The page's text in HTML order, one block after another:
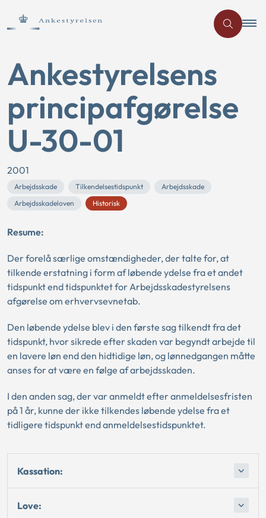
Ankestyrelsens
principafgørelse
U-30-01
2001
Arbejdsskade Tilkendelsestidspunkt
Arbejdsskade
Arbejdsskadeloven
Historisk
Resume:
Der forelå særlige omstændigheder, der talte for, at
tilkende erstatning i form af løbende ydelse fra et andet
tidspunkt end tidspunktet for Arbejdsskadestyrelsens
afgørelse om erhvervsevnetab.
Den løbende ydelse blev i den første sag tilkendt fra det
tidspunkt, hvor sikrede efter skaden var begyndt arbejde til
en lavere løn end den hidtidige løn, og lønnedgangen måtte
anses for at være en følge af arbejdsskaden.
I den anden sag, der var anmeldt efter anmeldelsesfristen
på 1 år, kunne der ikke tilkendes løbende ydelse fra et
tidligere tidspunkt end anmeldelsestidspunktet.
Kassation:
Love: